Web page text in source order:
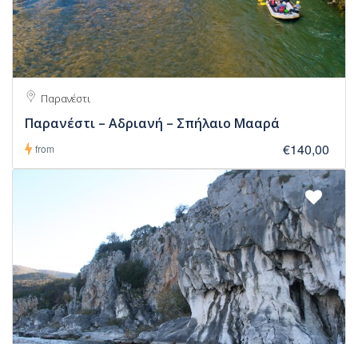
Παρανέστι
Παρανέστι – Αδριανή – Σπήλαιο Μααρά
from €140,00